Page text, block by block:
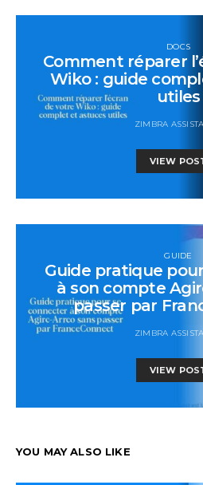
DOCS
Comment réparer
Wiko : guide
utiles
ZIMBRA
VIEW
GUIDE
Guide pratique
à son compte
passer par
ZIMBRA
VIEW
YOU MAY ALSO LIKE